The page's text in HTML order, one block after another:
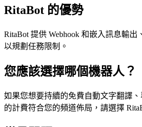
RitaBot 的優勢
RitaBot 提供 Webhook 和嵌入訊息輸
以規劃任務限制。
您應該選擇哪個機器人？
如果您想要持續的免費自動文字翻譯
的計費符合您的頻道佈局，請選擇